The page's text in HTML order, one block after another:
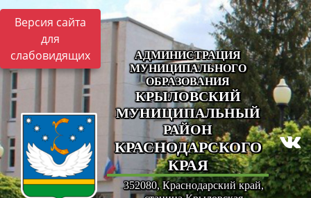
Версия сайта
для
слабовидящих
АДМИНИСТРАЦИЯ
МУНИЦИПАЛЬНОГО
ОБРАЗОВАНИЯ
КРЫЛОВСКИЙ
МУНИЦИПАЛЬНЫЙ
РАЙОН
КРАСНОДАРСКОГО
КРАЯ
352080, Краснодарский край,